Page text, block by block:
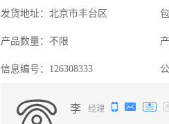
发货地址： 北京市丰台区
产品数量： 不限
信息编号： 126308333
李 经理